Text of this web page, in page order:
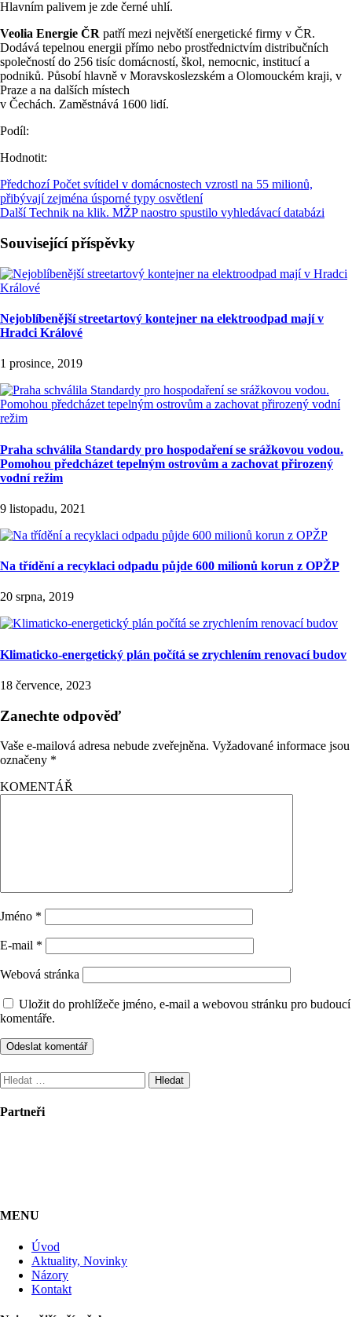
Hlavním palivem je zde černé uhlí.
Veolia Energie ČR patří mezi největší energetické firmy v ČR.
Dodává tepelnou energii přímo nebo prostřednictvím distribučních
společností do 256 tisíc domácností, škol, nemocnic, institucí a
podniků. Působí hlavně v Moravskoslezském a Olomouckém kraji, v
Praze a na dalších místech
v Čechách. Zaměstnává 1600 lidí.
Podíl:
Hodnotit:
Předchozí Počet svítidel v domácnostech vzrostl na 55 milionů,
přibývají zejména úsporné typy osvětlení
Další Technik na klik. MŽP naostro spustilo vyhledávací databázi
Související příspěvky
Nejoblíbenější streetartový kontejner na elektroodpad mají v
Hradci Králové
1 prosince, 2019
Praha schválila Standardy pro hospodaření se srážkovou vodou.
Pomohou předcházet tepelným ostrovům a zachovat přirozený
vodní režim
9 listopadu, 2021
Na třídění a recyklaci odpadu půjde 600 milionů korun z OPŽP
20 srpna, 2019
Klimaticko-energetický plán počítá se zrychlením renovací budov
18 července, 2023
Zanechte odpověď
Vaše e-mailová adresa nebude zveřejněna. Vyžadované informace jsou
označeny *
KOMENTÁŘ
Jméno *
E-mail *
Webová stránka
Uložit do prohlížeče jméno, e-mail a webovou stránku pro budoucí
komentáře.
Vyhledávání
Partneři
MENU
Úvod
Aktuality, Novinky
Názory
Kontakt